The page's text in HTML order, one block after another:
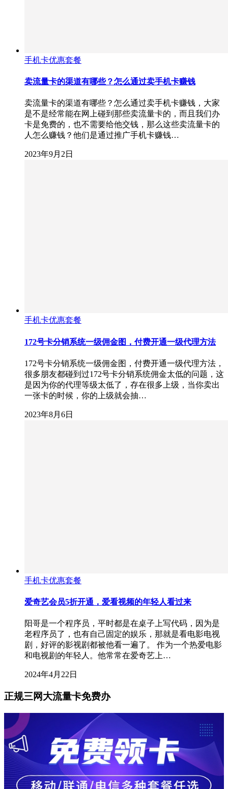
手机卡优惠套餐
卖流量卡的渠道有哪些？怎么通过卖手机卡赚钱
卖流量卡的渠道有哪些？怎么通过卖手机卡赚钱，大家
是不是经常能在网上碰到那些卖流量卡的，而且我们办
卡是免费的，也不需要给他交钱，那么这些卖流量卡的
人怎么赚钱？他们是通过推广手机卡赚钱…
2023年9月2日
手机卡优惠套餐
172号卡分销系统一级佣金图，付费开通一级代理方法
172号卡分销系统一级佣金图，付费开通一级代理方法，
很多朋友都碰到过172号卡分销系统佣金太低的问题，这
是因为你的代理等级太低了，存在很多上级，当你卖出
一张卡的时候，你的上级就会抽…
2023年8月6日
手机卡优惠套餐
爱奇艺会员5折开通，爱看视频的年轻人看过来
阳哥是一个程序员，平时都是在桌子上写代码，因为是
老程序员了，也有自己固定的娱乐，那就是看电影电视
剧，好评的影视剧都被他看一遍了。 作为一个热爱电影
和电视剧的年轻人。他常常在爱奇艺上…
2024年4月22日
正规三网大流量卡免费办